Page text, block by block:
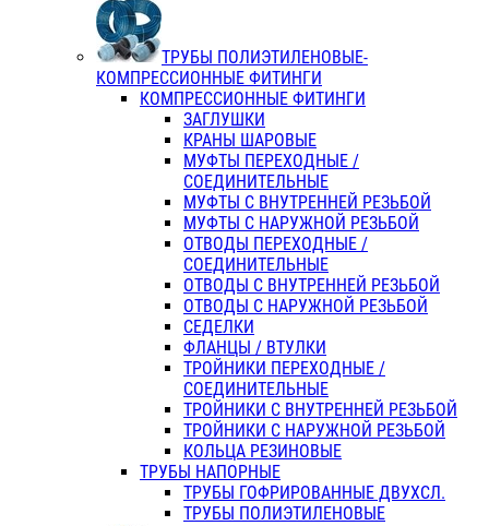
ТРУБЫ ПОЛИЭТИЛЕНОВЫЕ-
КОМПРЕССИОННЫЕ ФИТИНГИ
КОМПРЕССИОННЫЕ ФИТИНГИ
ЗАГЛУШКИ
КРАНЫ ШАРОВЫЕ
МУФТЫ ПЕРЕХОДНЫЕ /
СОЕДИНИТЕЛЬНЫЕ
МУФТЫ С ВНУТРЕННЕЙ РЕЗЬБОЙ
МУФТЫ С НАРУЖНОЙ РЕЗЬБОЙ
ОТВОДЫ ПЕРЕХОДНЫЕ /
СОЕДИНИТЕЛЬНЫЕ
ОТВОДЫ С ВНУТРЕННЕЙ РЕЗЬБОЙ
ОТВОДЫ С НАРУЖНОЙ РЕЗЬБОЙ
СЕДЕЛКИ
ФЛАНЦЫ / ВТУЛКИ
ТРОЙНИКИ ПЕРЕХОДНЫЕ /
СОЕДИНИТЕЛЬНЫЕ
ТРОЙНИКИ С ВНУТРЕННЕЙ РЕЗЬБОЙ
ТРОЙНИКИ С НАРУЖНОЙ РЕЗЬБОЙ
КОЛЬЦА РЕЗИНОВЫЕ
ТРУБЫ НАПОРНЫЕ
ТРУБЫ ГОФРИРОВАННЫЕ ДВУХСЛ.
ТРУБЫ ПОЛИЭТИЛЕНОВЫЕ